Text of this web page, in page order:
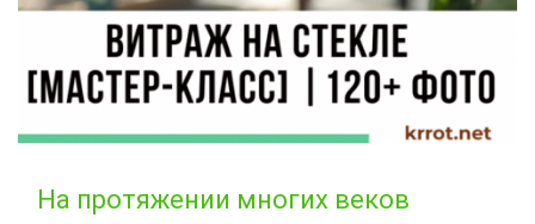
На протяжении многих веков